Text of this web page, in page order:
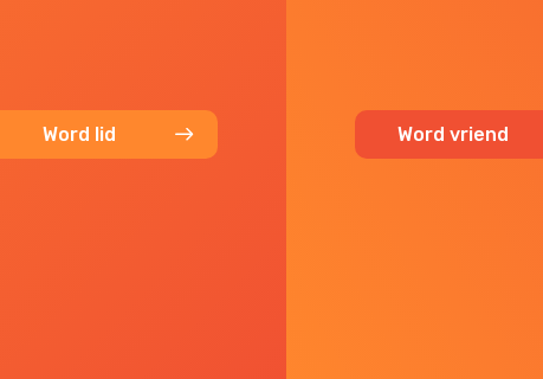
Word lid Word vriend